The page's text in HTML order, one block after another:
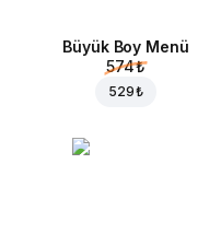
Büyük Boy Menü
574 ₺
529 ₺